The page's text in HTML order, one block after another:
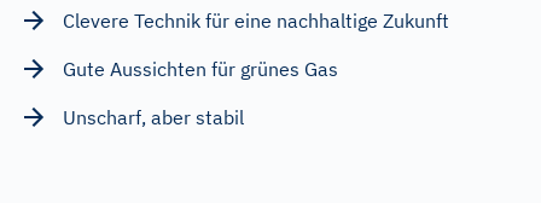
Clevere Technik für eine nachhaltige Zukunft
Gute Aussichten für grünes Gas
Unscharf, aber stabil